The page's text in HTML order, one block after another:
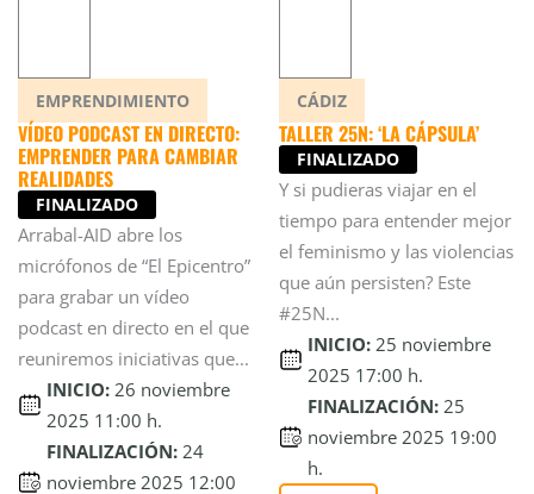
EMPRENDIMIENTO
VÍDEO PODCAST EN DIRECTO:
EMPRENDER PARA CAMBIAR
REALIDADES
FINALIZADO
Arrabal-AID abre los
micrófonos de “El Epicentro”
para grabar un vídeo
podcast en directo en el que
reuniremos iniciativas que...
INICIO: 26 noviembre
2025 11:00 h.
FINALIZACIÓN: 24
noviembre 2025 12:00
CÁDIZ
TALLER 25N: ‘LA CÁPSULA’
FINALIZADO
Y si pudieras viajar en el
tiempo para entender mejor
el feminismo y las violencias
que aún persisten? Este
#25N...
INICIO: 25 noviembre
2025 17:00 h.
FINALIZACIÓN: 25
noviembre 2025 19:00
h.